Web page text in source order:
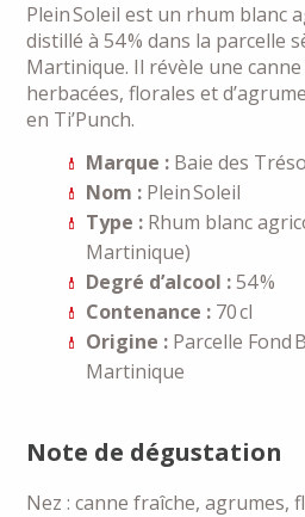
Plein Soleil est un rhum blanc
distillé à 54 % dans la parcelle
Martinique. Il révèle une
herbacées, florales et
en Ti’Punch.
Marque : Baie des
Nom : Plein Soleil
Type : Rhum blanc
Martinique)
Degré d’alcool :54 %
Contenance : 70 cl
Origine : Parcelle Fond
Martinique
Note de dégustation
Nez : canne fraîche, agrumes,